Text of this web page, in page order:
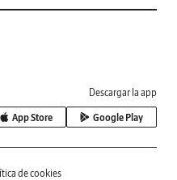
Descargar la app
App Store Google Play
de cookies